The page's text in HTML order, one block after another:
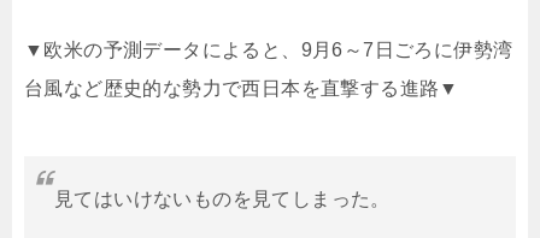
▼欧米の予測データによると、9月6～7日ごろに伊勢湾
台風など歴史的な勢力で西日本を直撃する進路▼
見てはいけないものを見てしまった。